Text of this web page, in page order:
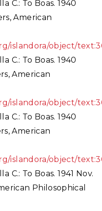
C.: To Boas. 1940
American
islandora/object/
C.: To Boas. 1940
American
islandora/object/
C.: To Boas. 1940
American
islandora/object/
C.: To Boas. 1941 Nov.
Philosophical